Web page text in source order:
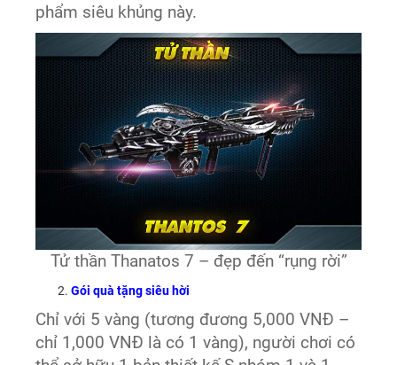
phẩm siêu khủng này.
Tử thần Thanatos 7 – đẹp đến “rụng rời”
Gói quà tặng siêu hời
Chỉ với 5 vàng (tương đương 5,000 VNĐ –
chỉ 1,000 VNĐ là có 1 vàng), người chơi có